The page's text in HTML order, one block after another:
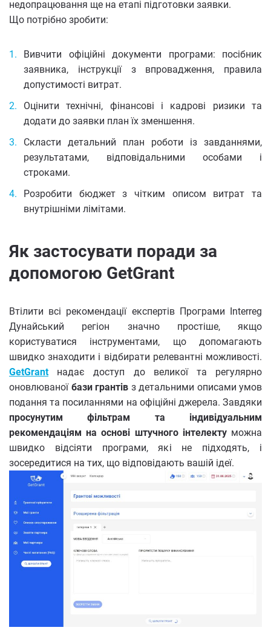
недопрацювання ще на етапі підготовки заявки.
Що потрібно зробити:
Вивчити офіційні документи програми: посібник
заявника, інструкції з впровадження, правила
допустимості витрат.
Оцінити технічні, фінансові і кадрові ризики та
додати до заявки план їх зменшення.
Скласти детальний план роботи із завданнями,
результатами, відповідальними особами і
строками.
Розробити бюджет з чітким описом витрат та
внутрішніми лімітами.
Як застосувати поради за
допомогою GetGrant
Втілити всі рекомендації експертів Програми Interreg
Дунайський регіон значно простіше, якщо
користуватися інструментами, що допомагають
швидко знаходити і відбирати релевантні можливості.
GetGrantнадає доступ до великої та регулярно
оновлюваної бази грантів з детальними описами умов
подання та посиланнями на офіційні джерела. Завдяки
просунутим фільтрам та індивідуальним
рекомендаціям на основі штучного інтелектуможна
швидко відсіяти програми, які не підходять, і
зосередитися на тих, що відповідають вашій ідеї.